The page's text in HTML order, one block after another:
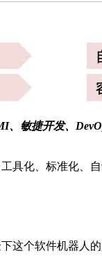
、敏捷开发、
具化、标准化、
这个软件机器人